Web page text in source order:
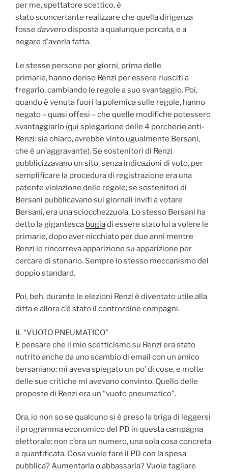
per me, spettatore scettico, è
stato sconcertante realizzare che quella dirigenza
fosse davverodisposta a qualunque porcata, e a
negare d’averla fatta.
Le stesse persone per giorni, prima delle
primarie, hanno deriso Renzi per essere riusciti a
fregarlo, cambiando le regole a suo svantaggio. Poi,
quando è venuta fuori la polemica sulle regole, hanno
negato – quasi offesi – che quelle modifiche potessero
svantaggiarlo (qui spiegazione delle 4 porcherie anti-
Renzi: sia chiaro, avrebbe vinto ugualmente Bersani,
che è un’aggravante). Se sostenitori di Renzi
pubblicizzavano un sito, senza indicazioni di voto, per
semplificare la procedura di registrazione era una
patente violazione delle regole; se sostenitori di
Bersani pubblicavano sui giornali inviti a votare
Bersani, era una sciocchezzuola. Lo stesso Bersani ha
detto la gigantesca bugiadi essere stato lui a volere le
primarie, dopo aver nicchiato per due anni mentre
Renzi lo rincorreva apparizione su apparizione per
cercare di stanarlo. Sempre lo stesso meccanismo del
doppio standard.
Poi, beh, durante le elezioni Renzi è diventato utile alla
ditta e allora c’è stato il contrordine compagni.
IL “VUOTO PNEUMATICO”
E pensare che il mio scetticismo su Renzi era stato
nutrito anche da uno scambio di email con un amico
bersaniano: mi aveva spiegato un po’ di cose, e molte
delle sue critiche mi avevano convinto. Quello delle
proposte di Renzi era un “vuoto pneumatico”.
Ora, io non so se qualcuno si è preso la briga di leggersi
il programma economico del PD in questa campagna
elettorale: non c’era un numero, una sola cosa concreta
e quantificata. Cosa vuole fare il PD con la spesa
pubblica? Aumentarla o abbassarla? Vuole tagliare